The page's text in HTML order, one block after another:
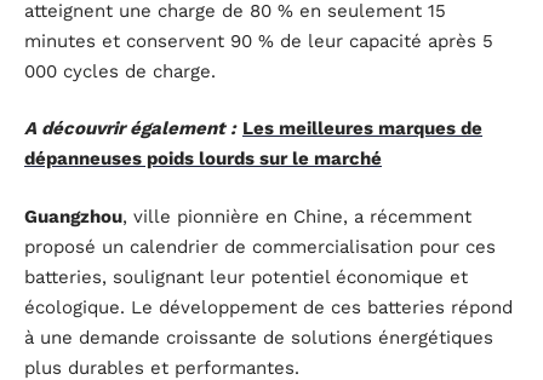
atteignent une charge de 80 % en seulement 15
minutes et conservent 90 % de leur capacité après 5
000 cycles de charge.
A découvrir également : Les meilleures marques de
dépanneuses poids lourds sur le marché
Guangzhou, ville pionnière en Chine, a récemment
proposé un calendrier de commercialisation pour ces
batteries, soulignant leur potentiel économique et
écologique. Le développement de ces batteries répond
à une demande croissante de solutions énergétiques
plus durables et performantes.